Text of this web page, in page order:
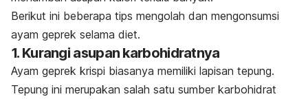
Berikut ini beberapa tips mengolah dan mengonsumsi
ayam geprek selama diet.
1. Kurangi asupan karbohidratnya
Ayam geprek krispi biasanya memiliki lapisan tepung.
Tepung ini merupakan salah satu sumber karbohidrat